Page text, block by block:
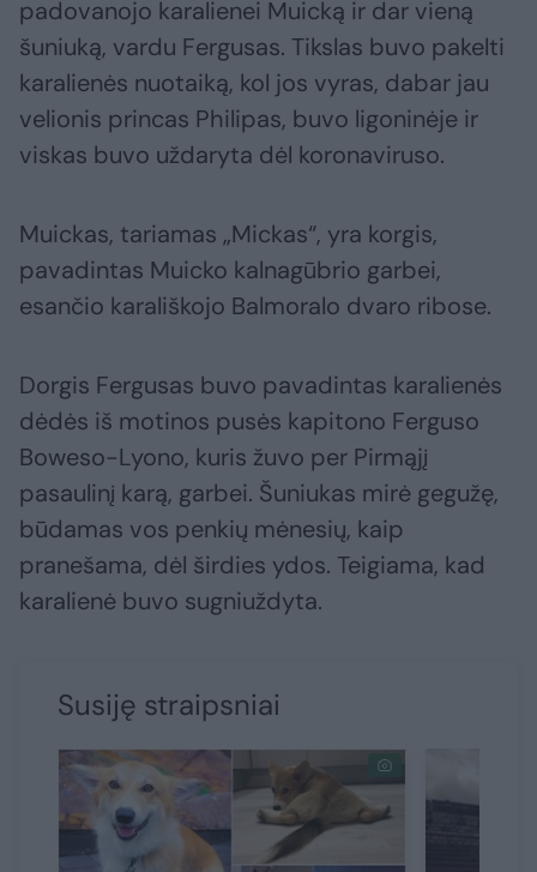
padovanojo karalienei Muicką ir dar vieną
šuniuką, vardu Fergusas. Tikslas buvo pakelti
karalienės nuotaiką, kol jos vyras, dabar jau
velionis princas Philipas, buvo ligoninėje ir
viskas buvo uždaryta dėl koronaviruso.
Muickas, tariamas „Mickas“, yra korgis,
pavadintas Muicko kalnagūbrio garbei,
esančio karališkojo Balmoralo dvaro ribose.
Dorgis Fergusas buvo pavadintas karalienės
dėdės iš motinos pusės kapitono Ferguso
Boweso-Lyono, kuris žuvo per Pirmąjį
pasaulinį karą, garbei. Šuniukas mirė gegužę,
būdamas vos penkių mėnesių, kaip
pranešama, dėl širdies ydos. Teigiama, kad
karalienė buvo sugniuždyta.
Susiję straipsniai